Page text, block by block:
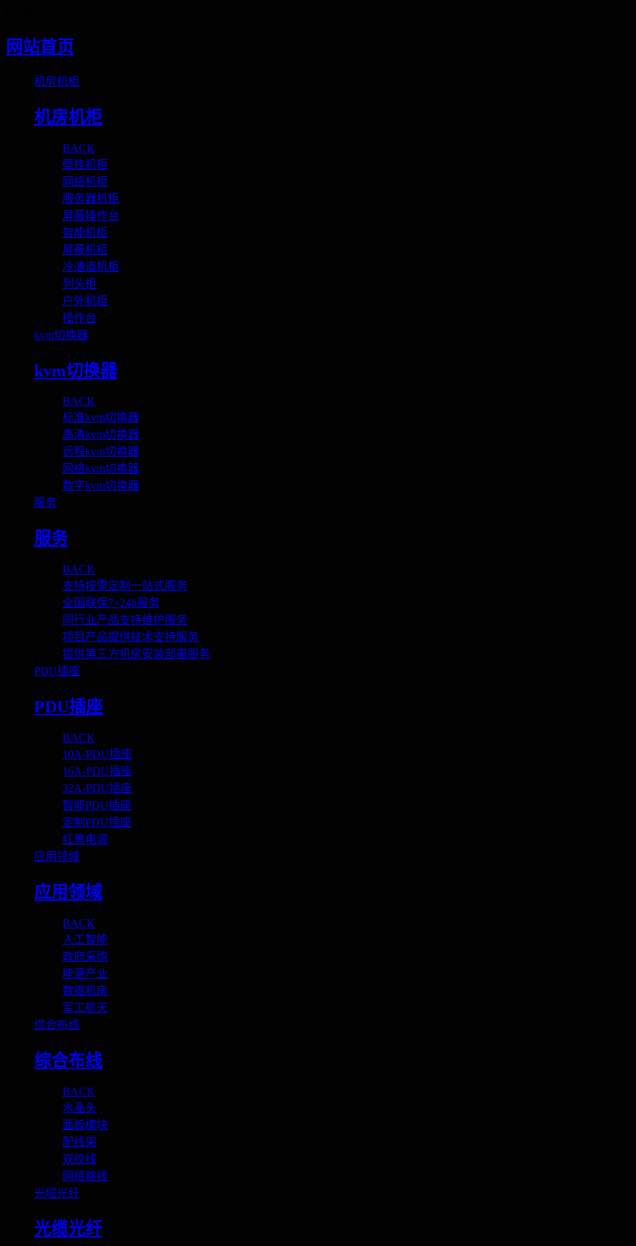
网站首页
机房机柜
机房机柜
BACK
壁挂机柜
网络机柜
服务器机柜
屏蔽操作台
智能机柜
屏蔽机柜
冷通道机柜
列头柜
户外机柜
操作台
kvm切换器
kvm切换器
BACK
标准kvm切换器
高清kvm切换器
远程kvm切换器
网络kvm切换器
数字kvm切换器
服务
服务
BACK
支持按需定制一站式服务
全国联保7×24h服务
同行业产品支持维护服务
项目产品提供技术支持服务
提供第三方机房安装部署服务
PDU插座
PDU插座
BACK
10A-PDU插座
16A-PDU插座
32A-PDU插座
智能PDU插座
定制PDU插座
红黑电源
应用领域
应用领域
BACK
人工智能
政府采购
能源产业
数据机房
军工航天
综合布线
综合布线
BACK
水晶头
面板模块
配线架
双绞线
网络跳线
光缆光纤
光缆光纤